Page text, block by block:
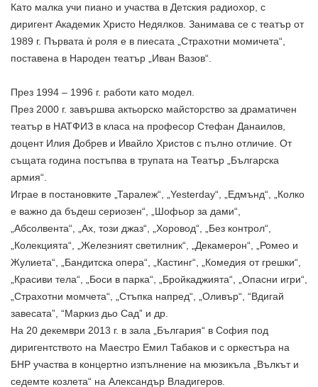
Като малка учи пиано и участва в Детския радиохор, с
диригентАкадемик Христо Недялков . Занимава се с театър от
1989 г. Първата ѝ роля е в пиесата „Страхотни момичета“,
поставена в Народен театър „Иван Вазов“
През 1994 – 1996 г. работи като модел.
През 2000 г. завършва актьорско майсторство за драматичен
театър в НАТФИЗ в класа на професор Стефан Данаилов
доцент Илия Добрев и Ивайло Христов с пълно отличие. От
същата година постъпва в трупата на Театър „Българска
армия“
Играе в постановките „Таралеж“, „Yesterday“, „Едмънд“, „ Колко
е важно да бъдеш сериозен“, „Шофьор за дами“,
„Абсолвента“, „Ах, този джаз“, „Хоровод“, „Без контрол“,
„Колекцията“, „Железният светилник“, „Декамерон“, „ Ромео и
Жулиета“, „Бандитска опера“, „Кастинг“, „Комедия от грешки“,
„Красиви тела“, „Боси в парка“, „Бройкаджията“, „Опасни игри“,
„Страхотни момчета“, „Стъпка напред“, „Оливър“, “Вдигай
завесата”, “Маркиз дьо Сад” и др.
На 20 декември 2013 г. в зала „България“ в София под
диригентството на Маестро Емил Табаков и с оркестъра на
БНР участва в концертно изпълнение на мюзикъла „Вълкът и
седемте козлета“ на Александър Владигеров